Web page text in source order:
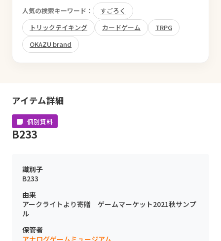
人気の検索キーワード：
すごろく
トリックテイキング
カードゲーム
TRPG
OKAZU brand
アイテム詳細
個別資料
B233
識別子
B233
由来
アークライトより寄贈 ゲームマーケット2021秋サンプ
ル
保管者
アナログゲームミュージアム